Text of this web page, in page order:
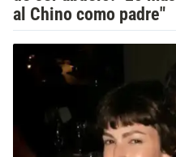
al Chino como padre"